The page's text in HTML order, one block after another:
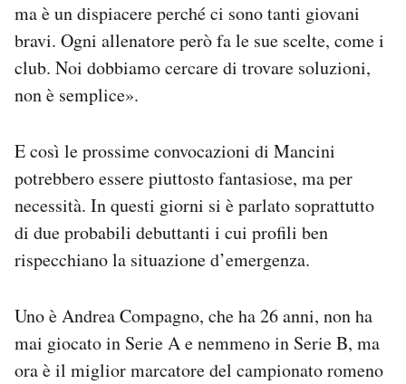
ma è un dispiacere perché ci sono tanti giovani
bravi. Ogni allenatore però fa le sue scelte, come i
club. Noi dobbiamo cercare di trovare soluzioni,
non è semplice».
E così le prossime convocazioni di Mancini
potrebbero essere piuttosto fantasiose, ma per
necessità. In questi giorni si è parlato soprattutto
di due probabili debuttanti i cui profili ben
rispecchiano la situazione d’emergenza.
Uno è Andrea Compagno, che ha 26 anni, non ha
mai giocato in Serie A e nemmeno in Serie B, ma
ora è il miglior marcatore del campionato romeno